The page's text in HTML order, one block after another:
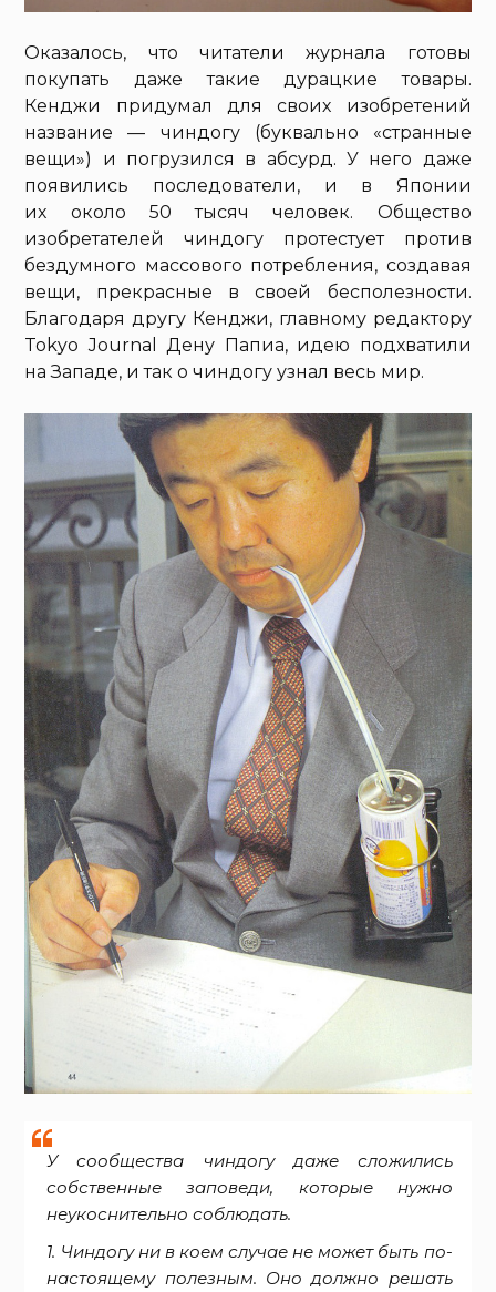
Оказалось, что читатели журнала готовы
покупать даже такие дурацкие товары.
Кенджи придумал для своих изобретений
название — чиндогу (буквально «странные
вещи») и погрузился в абсурд. У него даже
появились последователи, и в Японии
их около 50 тысяч человек. Общество
изобретателей чиндогу протестует против
бездумного массового потребления, создавая
вещи, прекрасные в своей бесполезности.
Благодаря другу Кенджи, главному редактору
Tokyo Journal Дену Папиа, идею подхватили
на Западе, и так о чиндогу узнал весь мир.
У сообщества чиндогу даже сложились
собственные заповеди, которые нужно
неукоснительно соблюдать.
1. Чиндогу ни в коем случае не может быть по-
настоящему полезным. Оно должно решать